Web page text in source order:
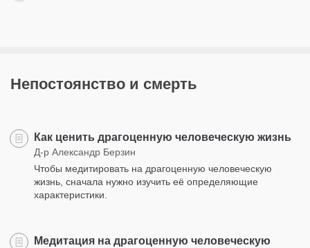
Непостоянство и смерть
Как ценить драгоценную человеческую жизнь
Д-р Александр Берзин
Чтобы медитировать на драгоценную человеческую
жизнь, сначала нужно изучить её определяющие
характеристики.
Медитация на драгоценную человеческую